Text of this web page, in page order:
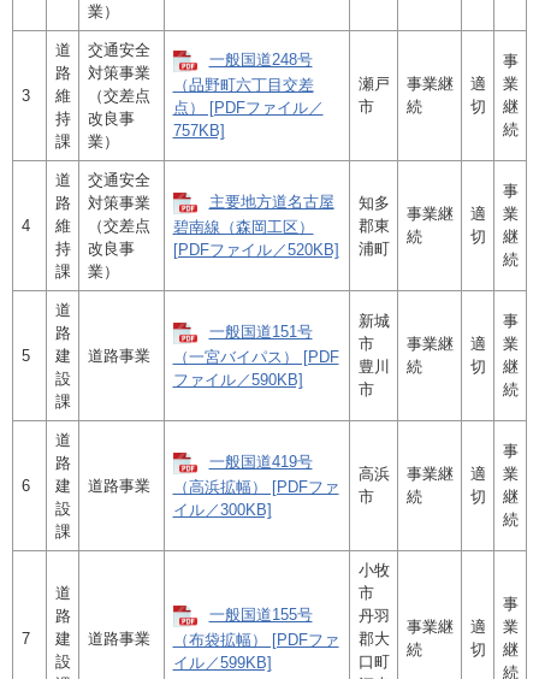
業）
3
道
路
維
持
課
交通安全
対策事業
（交差点
改良事
業）
一般国道248号
（品野町六丁目交差
点） [PDFファイル／
757KB]
瀬戸
市
事業継
続
適
切
事
業
継
続
4
道
路
維
持
課
交通安全
対策事業
（交差点
改良事
業）
主要地方道名古屋
碧南線（森岡工区）
[PDFファイル／520KB]
知多
郡東
浦町
事業継
続
適
切
事
業
継
続
5
道
路
建
設
課
道路事業
一般国道151号
（一宮バイパス） [PDF
ファイル／590KB]
新城
市
豊川
市
事業継
続
適
切
事
業
継
続
6
道
路
建
設
課
道路事業
一般国道419号
（高浜拡幅） [PDFファ
イル／300KB]
高浜
市
事業継
続
適
切
事
業
継
続
7
道
路
建
設
道路事業
一般国道155号
（布袋拡幅） [PDFファ
イル／599KB]
小牧
市
丹羽
郡大
口町
事業継
続
適
切
事
業
継
続